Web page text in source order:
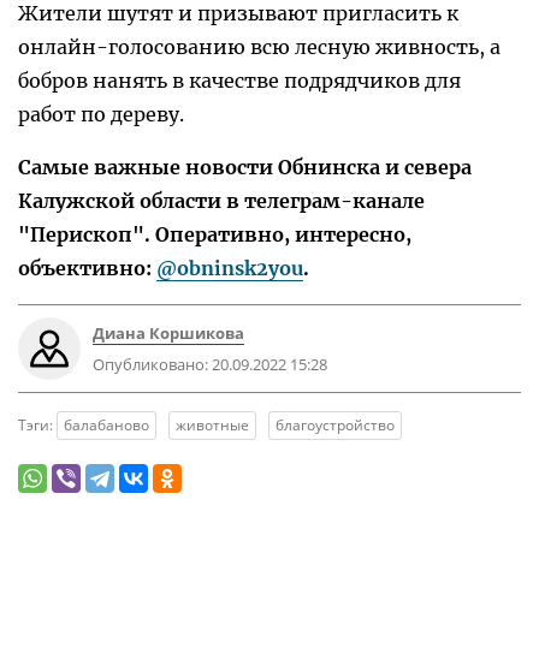
Жители шутят и призывают пригласить к
онлайн-голосованию всю лесную живность, а
бобров нанять в качестве подрядчиков для
работ по дереву.
Самые важные новости Обнинска и севера
Калужской области в телеграм-канале
"Перископ". Оперативно, интересно,
объективно: @obninsk2you.
Диана Коршикова
Опубликовано:20.09.2022 15:28
Тэги: балабаново животные благоустройство